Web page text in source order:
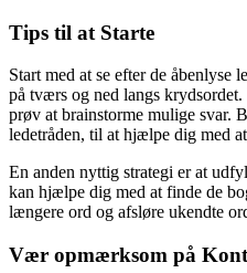
Tips til at Starte
Start med at se efter de åbenlyse
på tværs og ned langs
prøv at brainstorme mulige svar.
ledetråden, til at hjælpe dig med
En anden nyttig strategi er at
kan hjælpe dig med at finde de
længere ord og afsløre ukendte
Vær opmærksom på